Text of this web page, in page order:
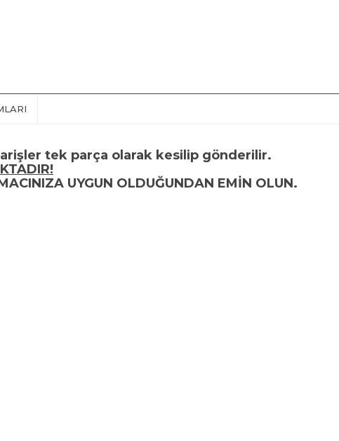
tek parça olarak kesilip gönderilir.
UYGUN OLDUĞUNDAN EMİN OLUN.